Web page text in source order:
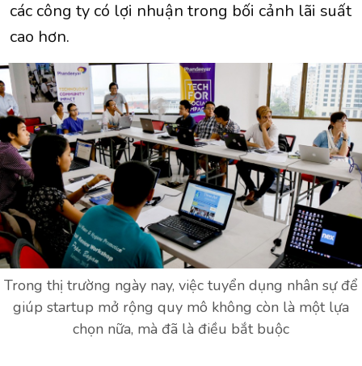
các công ty có lợi nhuận trong bối cảnh lãi suất
cao hơn.
Trong thị trường ngày nay, việc tuyển dụng nhân sự để
giúp startup mở rộng quy mô không còn là một lựa
chọn nữa, mà đã là điều bắt buộc